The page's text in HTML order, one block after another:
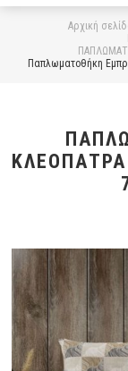
Αρχική
Παπλωματοθήκη
ΚΛΕΟΠΆΤΡΑ